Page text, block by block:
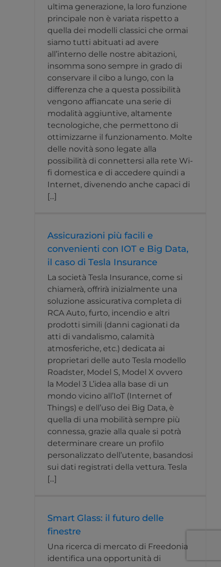
ultima generazione, la loro funzione
principale non è variata rispetto a
quella dei modelli classici che ormai
siamo tutti abituati ad avere
all’interno delle nostre abitazioni,
insomma sono sempre in grado di
conservare il cibo a lungo, con la
differenza che a questa possibilità
vengono affiancate una serie di
modalità aggiuntive, altamente
tecnologiche, che permettono di
ottimizzarne il funzionamento. Molte
delle novità sono legate alla
possibilità di connettersi alla rete Wi-
fi domestica e di accedere quindi a
Internet, divenendo anche capaci di
[...]
Assicurazioni più facili e
convenienti con IOT e Big Data,
il caso di Tesla Insurance
La società Tesla Insurance, come si
chiamerà, offrirà inizialmente una
soluzione assicurativa completa di
RCA Auto, furto, incendio e altri
prodotti simili (danni cagionati da
atti di vandalismo, calamità
atmosferiche, etc.) dedicata ai
proprietari delle auto Tesla modello
Roadster, Model S, Model X ovvero
la Model 3 L’idea alla base di un
mondo vicino all’IoT (Internet of
Things) e dell’uso dei Big Data, è
quella di una mobilità sempre più
connessa, grazie alla quale si potrà
determinare creare un profilo
personalizzato dell’utente, basandosi
sui dati registrati della vettura. Tesla
[...]
Smart Glass: il futuro delle
finestre
Una ricerca di mercato di Freedonia
identifica una opportunità di